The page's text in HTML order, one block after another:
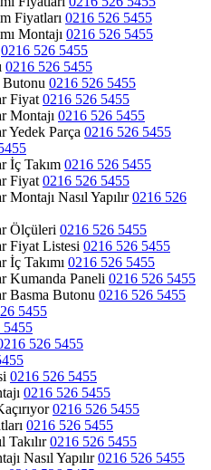
Fiyatları 0216 526 5455
Montajı 0216 526 5455
0216 526 5455
0216 526 5455
Butonu 0216 526 5455
Fiyat 0216 526 5455
Montajı 0216 526 5455
Yedek Parça 0216 526 5455
İç Takım 0216 526 5455
Fiyat 0216 526 5455
Nasıl Yapılır0216 526
Ölçüleri 0216 526 5455
Fiyat Listesi 0216 526 5455
İç Takımı 0216 526 5455
Kumanda Paneli 0216 526 5455
Basma Butonu 0216 526 5455
5455
5455
526 5455
0216 526 5455
0216 526 5455
0216 526 5455
0216 526 5455
Takılır0216 526 5455
Nasıl Yapılır0216 526 5455